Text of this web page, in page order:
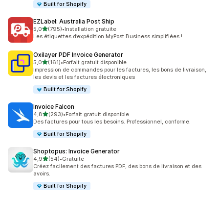
Built for Shopify
EZLabel: Australia Post Ship
5,0étoile(s) sur 5
(795)
795 avis au total
•Installation gratuite
Les étiquettes d’expédition MyPost Business simplifiées !
Oxilayer PDF Invoice Generator
5,0étoile(s) sur 5
(161)
161 avis au total
•Forfait gratuit disponible
Impression de commandes pour les factures, les bons de livraison,
les devis et les factures électroniques
Built for Shopify
Invoice Falcon
4,8étoile(s) sur 5
(293)
293 avis au total
•Forfait gratuit disponible
Des factures pour tous les besoins. Professionnel, conforme.
Built for Shopify
Shoptopus: Invoice Generator
4,9étoile(s) sur 5
(54)
54 avis au total
•Gratuite
Créez facilement des factures PDF, des bons de livraison et des
avoirs.
Built for Shopify